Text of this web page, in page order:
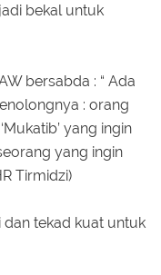
bekal untuk
bersabda : “ Ada
: orang
yang ingin
yang ingin
Tirmidzi)
dan tekad kuat untuk